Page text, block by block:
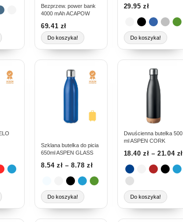
Bezprzew. power bank
4000 mAh ACAPOW
69.41 zł
Do koszyka!
29.95zł
Do koszyka!
stronie
produktu
Szklana butelka do picia
650ml ASPEN GLASS
8.54zł –8.78zł
Do koszyka!
produkt
wybrać
na
stronie
produktu
Dwuścienna butelka 500
ml ASPEN CORK
18.40zł –21.04 zł
Do koszyka!
produkt
można
wybrać
na
stronie
produktu